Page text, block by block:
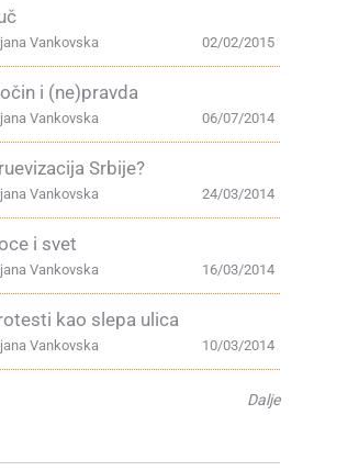
02/02/2015
Vankovska
i (ne)pravda
06/07/2014
Vankovska
Srbije?
24/03/2014
Vankovska
i svet
16/03/2014
Vankovska
kao slepa ulica
10/03/2014
Vankovska
Dalje